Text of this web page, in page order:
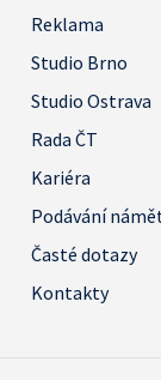
Reklama
Studio Brno
Studio Ostrava
Rada ČT
Kariéra
Podávání
Časté dotazy
Kontakty